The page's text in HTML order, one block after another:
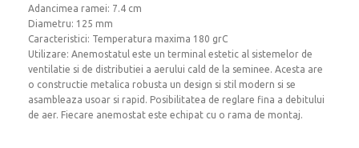
Adancimea ramei: 7.4 cm
Diametru: 125 mm
Caracteristici: Temperatura maxima 180 grC
Utilizare: Anemostatul este un terminal estetic al sistemelor de
ventilatie si de distributiei a aerului cald de la seminee. Acesta are
o constructie metalica robusta un design si stil modern si se
asambleaza usoar si rapid. Posibilitatea de reglare fina a debitului
de aer. Fiecare anemostat este echipat cu o rama de montaj.